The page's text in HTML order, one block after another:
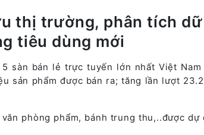
thị trường, phân tích dữ
tiêu dùng mới
sàn bán lẻ trực tuyến lớn nhất Việt Nam
sản phẩm được bán ra; tăng lần lượt
phòng phẩm, bánh trung thu,..được dự